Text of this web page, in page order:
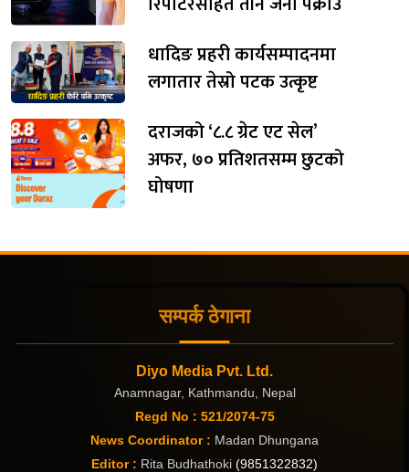
धादिङ प्रहरी कार्यसम्पादनमा
लगातार तेस्रो पटक उत्कृष्ट
दराजको ‘८.८ ग्रेट एट सेल’
अफर, ७० प्रतिशतसम्म छुटको
घोषणा
सम्पर्क ठेगाना
Diyo Media Pvt. Ltd.
Anamnagar, Kathmandu, Nepal
Regd No : 521/2074-75
News Coordinator : Madan Dhungana
Editor : Rita Budhathoki (9851322832)